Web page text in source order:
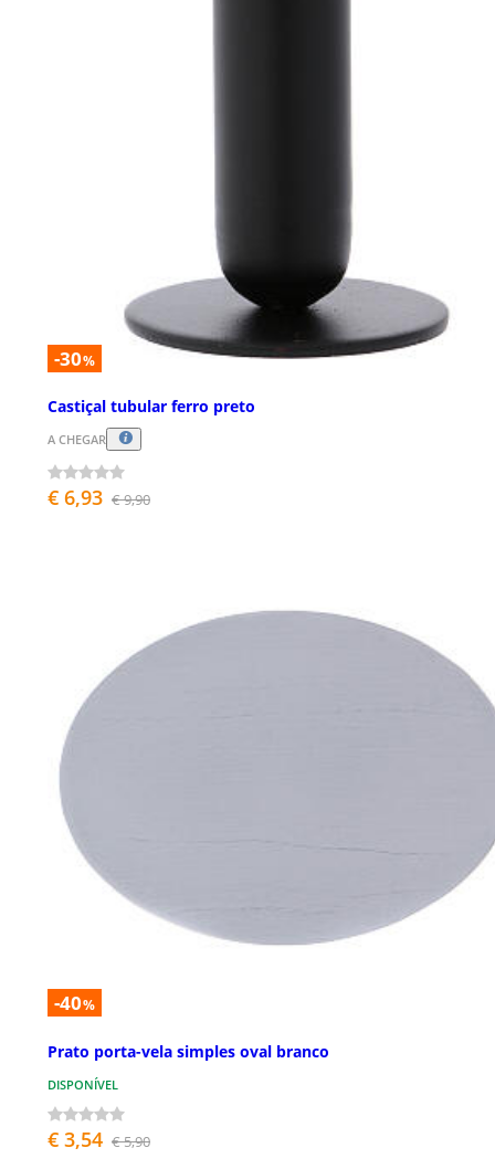
-30%
Castiçal tubular ferro preto
A CHEGAR
€ 6,93 € 9,90
-40%
Prato porta-vela simples oval branco
DISPONÍVEL
€ 3,54 € 5,90